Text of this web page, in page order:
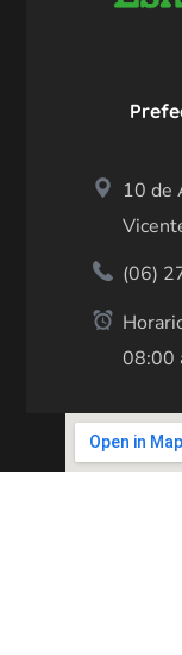
10 de
(06)
08:00